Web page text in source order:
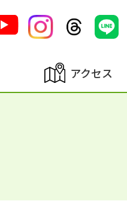
アクセス